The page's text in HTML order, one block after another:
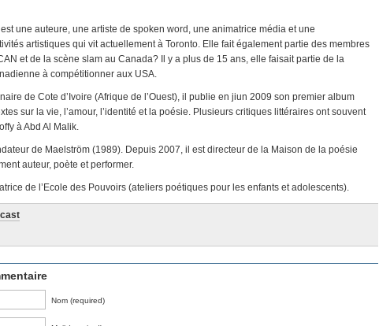
est une auteure, une artiste de spoken word, une animatrice média et une
artistiques qui vit actuellement à Toronto. Elle fait également partie des membres
et de la scène slam au Canada? Il y a plus de 15 ans, elle faisait partie de la
à compétitionner aux USA.
de Cote d’Ivoire (Afrique de l’Ouest), il publie en jiun 2009 son premier album
sur la vie, l’amour, l’identité et la poésie. Plusieurs critiques littéraires ont souvent
à Abd Al Malik.
de Maelström (1989). Depuis 2007, il est directeur de la Maison de la poésie
auteur, poète et performer.
de l’Ecole des Pouvoirs (ateliers poétiques pour les enfants et adolescents).
Nom (required)